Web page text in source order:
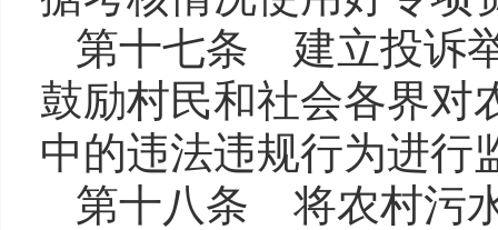
第十七条 建立投诉
鼓励村民和社会各界对
中的违法违规行为进行
第十八条 将农村污